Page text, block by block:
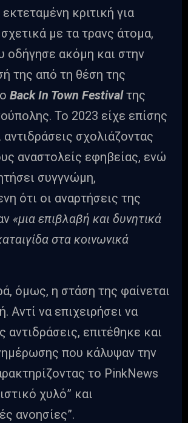
κριτική για
με τα τρανς άτομα,
οδήγησε ακόμη και στην
της από τη θέση της
Back In Town Festivalτης
Το 2023 είχε επίσης
σχολιάζοντας
αναστολείς εφηβείας, ενώ
συγγνώμη,
ότι οι αναρτήσεις της
«μια επιβλαβή και δυνητικά
στα κοινωνικά
όμως, η στάση της φαίνεται
Αντί να επιχειρήσει να
αντιδράσεις, επιτέθηκε και
που κάλυψαν την
το PinkNews
χυλό” και
ανοησίες”.